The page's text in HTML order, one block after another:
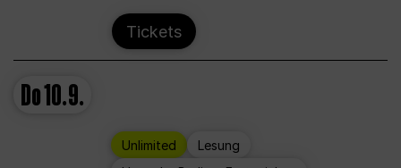
Tickets
Do10.9.
Unlimited
Lesung